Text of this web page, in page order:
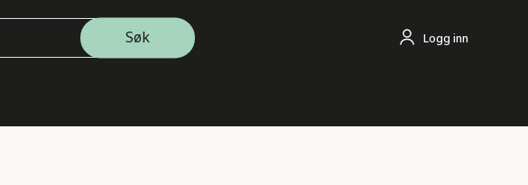
Søk Logg inn